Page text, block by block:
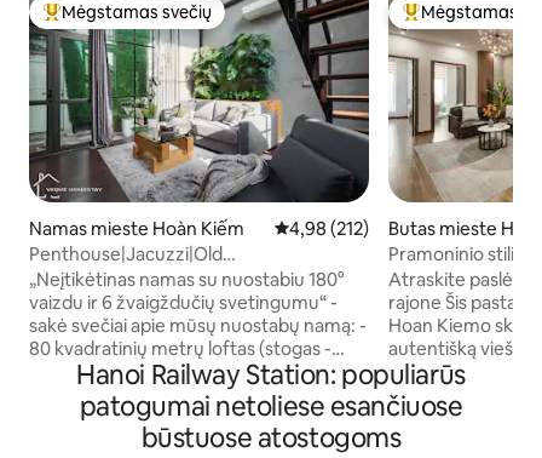
Svečių mėgstamiausias
Mėgstamas svečių
Namas mieste Hoàn Kiếm Vidutinis įvertinimas: 4,98 iš 5,
4,98 (212)
Penthouse|Jacuzzi|Old
Quarter|KitchenlNetflixTV
„Neįtikėtinas namas su nuostabiu 180°
vaizdu ir 6 žvaigždučių svetingumu“ -
sakė svečiai apie mūsų nuostabų namą: -
80 kvadratinių metrų loftas (stogas -
panoraminis vaizdas) - Sūkurinė vonia -
Nemokama skalbyklė ir džiovyklė -
Virtuvė su visa įranga. - Nemokama
bagažo laikymo vieta. - Nemokamas
Svečių
Mėgstamas
Butas mieste
Pramoninio
Atraskite
rajone Šis pastatas, esantis nedideliame
Hoan Kiemo
autentišką
kelių žingsnių
centro.
ikoniškų
charakterio
Hanoi Railway Station: populiarūs
patogumai netoliese esančiuose
būstuose atostogoms